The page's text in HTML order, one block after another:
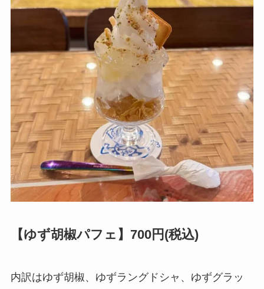
【ゆず胡椒パフェ】700円(税込)
内訳はゆず胡椒、ゆずラングドシャ、ゆずグラッ